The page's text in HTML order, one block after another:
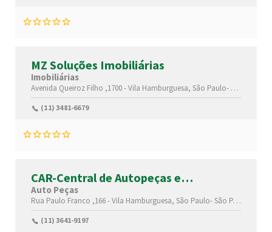
MZ Soluções Imobiliárias
Imobiliárias
Avenida Queiroz Filho ,1700 -Vila Hamburguesa, São Paulo- São
(11) 3481-6679
CAR-Central de Autopeças e
Rolamentos
Auto Peças
Rua Paulo Franco ,166 -Vila Hamburguesa, São Paulo-São Paulo(SP)
(11) 3641-9197